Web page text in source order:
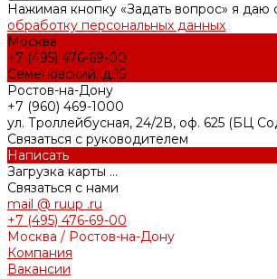
Нажимая кнопку «Задать вопрос» я даю
обработку персональных данных
Москва
+7 (495) 476-69-00
Семеновский, д.15
Ростов-на-Дону
+7 (960) 469-1000
ул. Троллейбусная, 24/2В, оф. 625 (БЦ
Связаться с руководителем
Написать
Загрузка карты ...
Связаться с нами
mail @ ruup .ru
+7 (495) 476-69-00
Москва / Ростов-на-Дону
Компания
Вакансии